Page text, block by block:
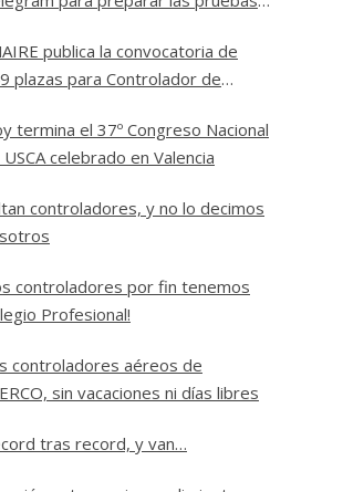
publica la convocatoria de
plazas para Controlador de
termina el 37º Congreso Nacional
celebrado en Valencia
controladores, y no lo decimos
controladores por fin tenemos
Profesional!
controladores aéreos de
sin vacaciones ni días libres
tras record, y van…